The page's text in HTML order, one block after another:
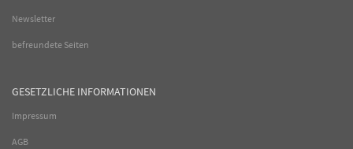
Newsletter
befreundete Seiten
GESETZLICHE INFORMATIONEN
Impressum
AGB